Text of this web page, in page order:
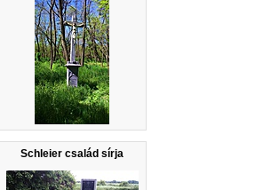
Schleier család sírja